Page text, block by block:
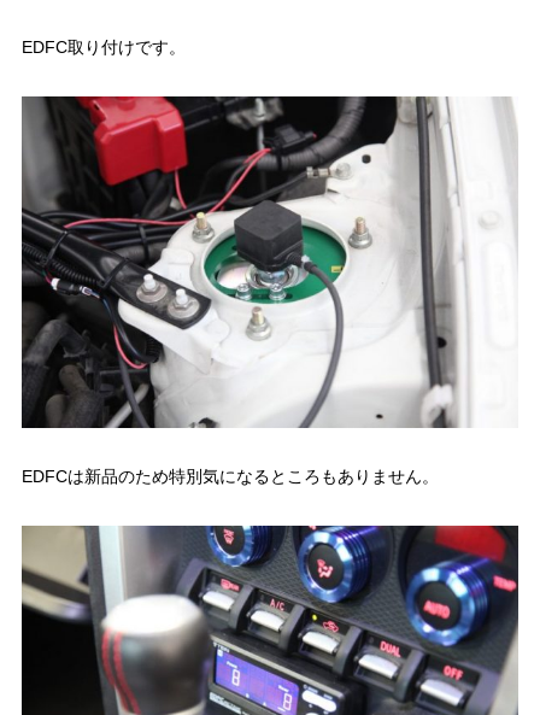
EDFC取り付けです。
EDFCは新品のため特別気になるところもありません。